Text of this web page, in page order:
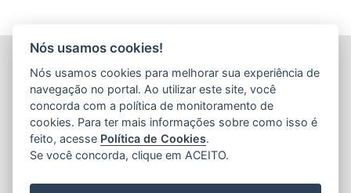
COMPANHIA ESTADUAL DE TRANSPORTES COLETIVOS DE
PASSAGEIROS DO ESTADO DO ESPÍRITO SANTO
(CETURB/ES)
Av. Jerônimo Monteiro, 96 - Ed. Aureliano Hoffmann, 5º, 6º
e 7º Andares - Centro
CEP: 29010-002 - Vitória / ES
Tel.: 27 3232-4500
Nós usamos cookies!
Nós usamos cookies para melhorar sua experiência de
navegação no portal. Ao utilizar este site, você
concorda com a política de monitoramento de
cookies. Para ter mais informações sobre como isso é
feito, acesse Política de Cookies.
Se você concorda, clique em ACEITO.